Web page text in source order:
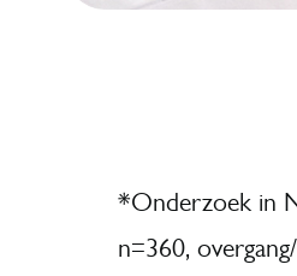
*Onderzoek in
n=360,